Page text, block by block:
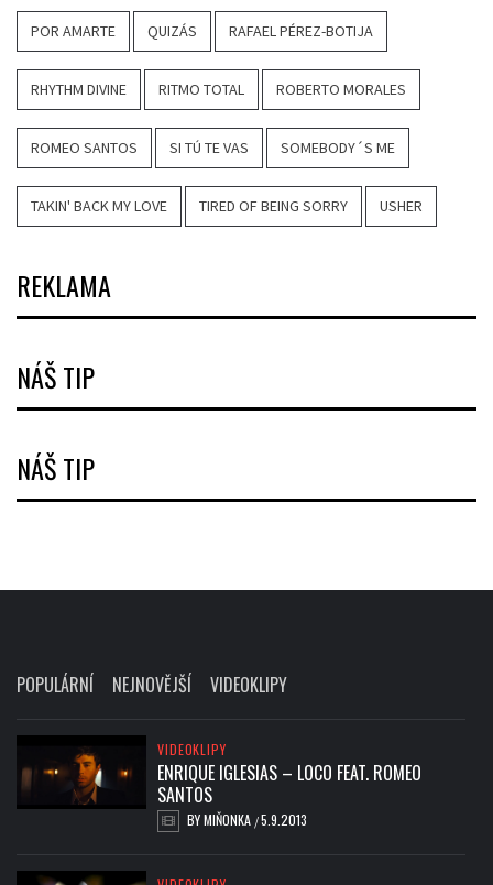
POR AMARTE QUIZÁS RAFAEL PÉREZ-BOTIJA
RHYTHM DIVINE RITMO TOTAL ROBERTO MORALES
ROMEO SANTOS SI TÚ TE VAS SOMEBODY´S ME
TAKIN' BACK MY LOVE TIRED OF BEING SORRY USHER
REKLAMA
NÁŠ TIP
NÁŠ TIP
POPULÁRNÍ NEJNOVĚJŠÍ VIDEOKLIPY
VIDEOKLIPY
ENRIQUE IGLESIAS – LOCO FEAT. ROMEO
SANTOS
BYMIŇONKA /5.9.2013